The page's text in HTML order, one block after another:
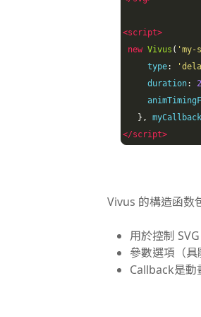
<script>
new Vivus ( 'my-
type:
duration:
},
myCallback
</script>
Vivus 的構造函数
用於控制
參數選項（具
Callback是動